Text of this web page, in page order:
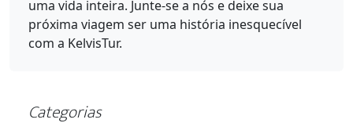
uma vida inteira. Junte-se a nós e deixe sua
próxima viagem ser uma história inesquecível
com a KelvisTur.
Categorias